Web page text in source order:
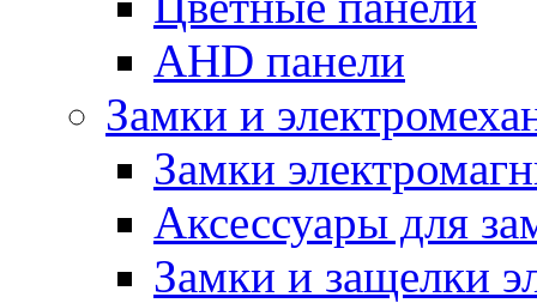
AHD панели
Замки и
Замки
Аксессуары для
Замки и защелки